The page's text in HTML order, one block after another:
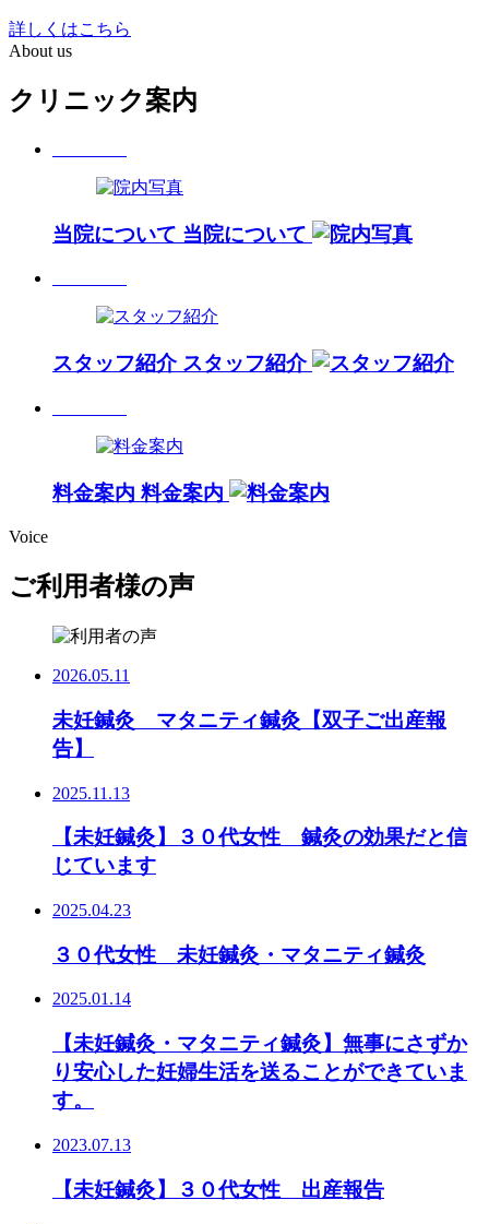
詳しくはこちら
About us
クリニック案内
当院について 当院について
スタッフ紹介 スタッフ紹介
料金案内 料金案内
Voice
ご利用者様の声
2026.05.11
未妊鍼灸 マタニティ鍼灸【双子ご出産報
告】
2025.11.13
【未妊鍼灸】３０代女性 鍼灸の効果だと信
じています
2025.04.23
３０代女性 未妊鍼灸・マタニティ鍼灸
2025.01.14
【未妊鍼灸・マタニティ鍼灸】無事にさずか
り安心した妊婦生活を送ることができていま
す。
2023.07.13
【未妊鍼灸】３０代女性 出産報告